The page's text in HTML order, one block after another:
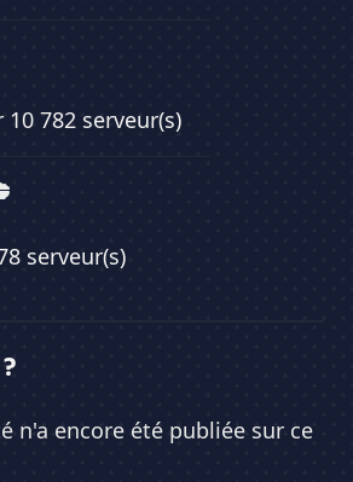
10 782 serveur(s)
serveur(s)
n'a encore été publiée sur ce